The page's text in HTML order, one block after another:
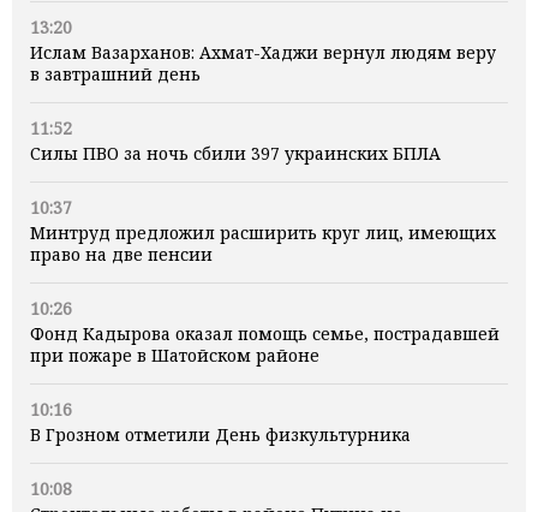
13:20
Ислам Вазарханов: Ахмат-Хаджи вернул людям веру
в завтрашний день
11:52
Силы ПВО за ночь сбили 397 украинских БПЛА
10:37
Минтруд предложил расширить круг лиц, имеющих
право на две пенсии
10:26
Фонд Кадырова оказал помощь семье, пострадавшей
при пожаре в Шатойском районе
10:16
В Грозном отметили День физкультурника
10:08